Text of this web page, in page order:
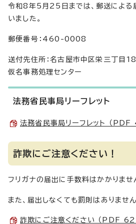
令和8年5月25日までは、郵送による
いました。
郵便番号：460-0008
送付先住所：名古屋市中区栄三丁目
仮名事務処理センター
法務省民事局リーフレット
法務省民事局リーフレット （
詐欺にご注意ください！
フリガナの届出に手数料はかかりませ
また、届出しなくても罰則はありません
詐欺にご注意ください （PDF